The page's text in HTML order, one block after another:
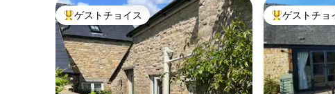
大好評のゲストチョイスです。
ゲストチョイス 大好評のゲス
ゲストチョ